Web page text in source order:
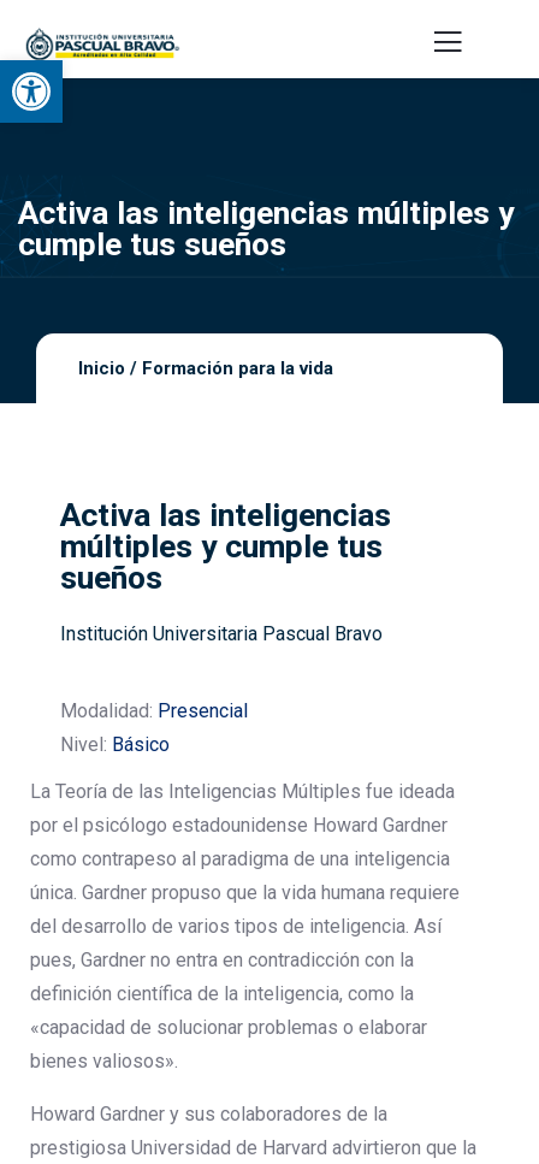
Abrir barra de herramientas
Activa las inteligencias múltiples y
cumple tus sueños
Inicio / Formación para la vida
Activa las inteligencias
múltiples y cumple tus
sueños
Institución Universitaria Pascual Bravo
Modalidad: Presencial
Nivel: Básico
La Teoría de las Inteligencias Múltiples fue ideada
por el psicólogo estadounidense Howard Gardner
como contrapeso al paradigma de una inteligencia
única. Gardner propuso que la vida humana requiere
del desarrollo de varios tipos de inteligencia. Así
pues, Gardner no entra en contradicción con la
definición científica de la inteligencia, como la
«capacidad de solucionar problemas o elaborar
bienes valiosos».
Howard Gardner y sus colaboradores de la
prestigiosa Universidad de Harvard advirtieron que la